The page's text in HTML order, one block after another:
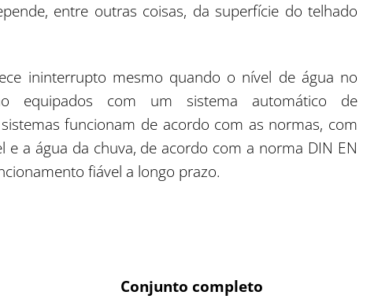
entre outras coisas, da superfície do telhado
ininterrupto mesmo quando o nível de água no
equipados com um sistema automático de
funcionam de acordo com as normas, com
a água da chuva, de acordo com a norma DIN EN
fiável a longo prazo.
Conjunto completo